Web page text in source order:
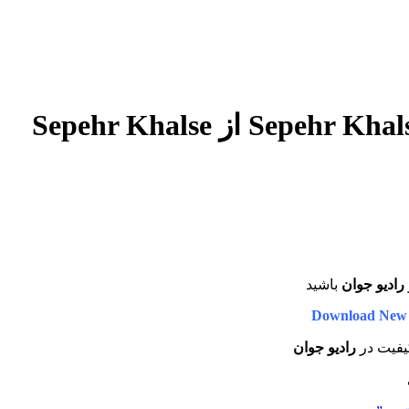
کد پیشواز Sepehr Khalse – Crusham Toei (Ft Satin And Ali Ardavan) از Sepehr Khalse
رادیو جوان باشید
Download
در رادیو جوان